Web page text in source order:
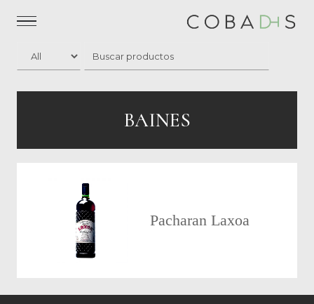
BAINES
Pacharan Laxoa